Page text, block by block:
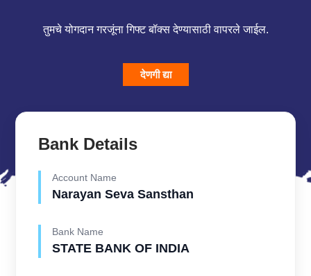
तुमचे योगदान गरजूंना गिफ्ट बॉक्स देण्यासाठी वापरले जाईल.
देणगी द्या
Bank Details
Account Name
Narayan Seva Sansthan
Bank Name
STATE BANK OF INDIA